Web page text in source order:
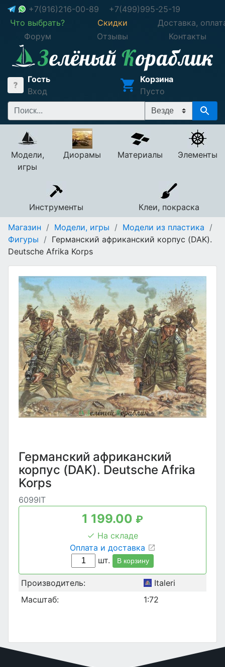
+7(916)216-00-89
+7(499)995-25-19
Что выбрать?
Скидки
Доставка,
Форум
Отзывы Контакты
Гость
Вход
Корзина
Пусто
Модели,
игры
Диорамы Материалы Элементы
Инструменты
Клеи, покраска
Магазин / Модели, игры / Модели из пластика /
Фигуры / Германский африканский корпус (DAK).
Deutsche Afrika Korps
Германский африканский
корпус (DAK). Deutsche Afrika
Korps
6099IT
1 199.00 ₽
На складе
Оплата и доставка
шт.
В корзину
Производитель:
Italeri
Масштаб:
1:72